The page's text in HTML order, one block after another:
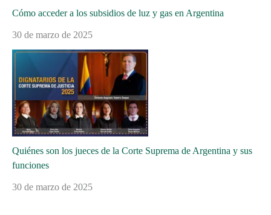
Cómo acceder a los subsidios de luz y gas en Argentina
30 de marzo de 2025
Quiénes son los jueces de la Corte Suprema de Argentina y sus
funciones
30 de marzo de 2025